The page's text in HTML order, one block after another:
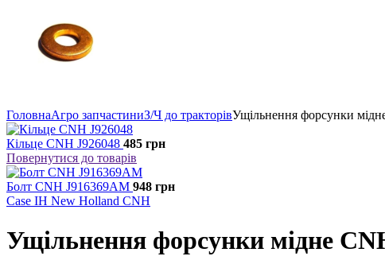
ГоловнаАгро запчастиниЗ/Ч до тракторівУщільнення форсунки
Кільце CNH J926048 485 грн
Повернутися до товарів
Болт CNH J916369AM 948 грн
Case IH New Holland CNH
Ущільнення форсунки мідне